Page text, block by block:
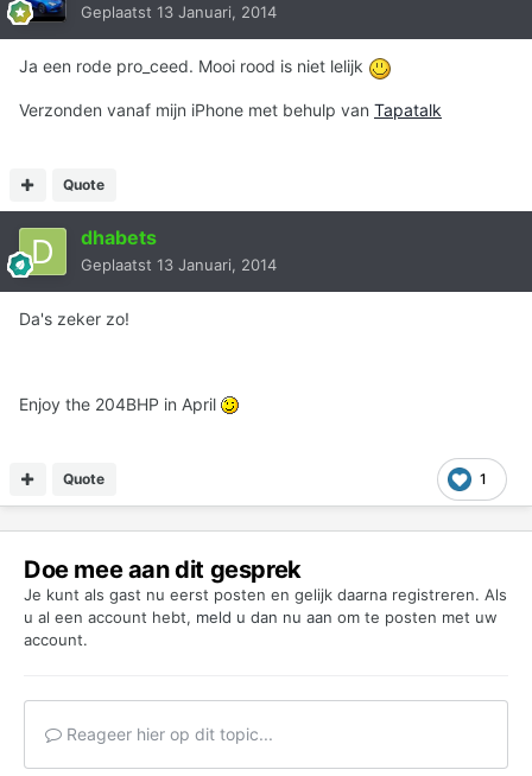
Geplaatst 13 Januari, 2014
Ja een rode pro_ceed. Mooi rood is niet lelijk
Verzonden vanaf mijn iPhone met behulp van Tapatalk
Quote
dhabets
Geplaatst 13 Januari, 2014
Da's zeker zo!
Enjoy the 204BHP in April
1
Quote
Doe mee aan dit gesprek
Je kunt als gast nu eerst posten en gelijk daarna registreren. Als
u al een account hebt, meld u dan nu aan om te posten met uw
account.
Reageer hier op dit topic...